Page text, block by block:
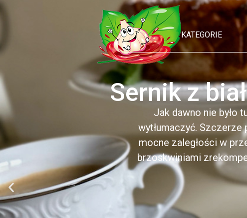
KATEGORIE
Sernik z
Jak dawno nie było
wytłumaczyć.
mocne zaległości w
brzoskwiniami